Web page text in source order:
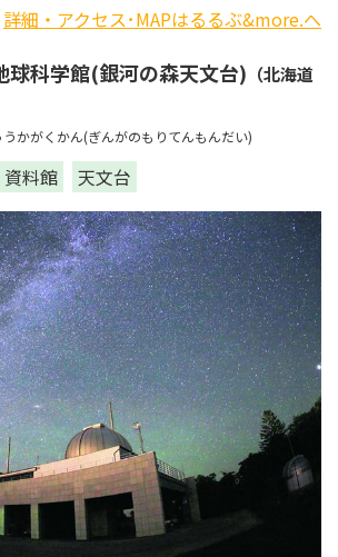
詳細・アクセス･MAPはるるぶ&more.へ
球科学館(銀河の森天文台) （北海道
かがくかん(ぎんがのもりてんもんだい)
料館 天文台